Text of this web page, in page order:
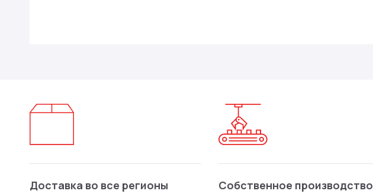
Доставка во все регионы Собственное производство